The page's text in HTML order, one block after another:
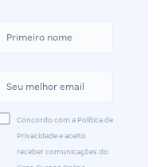
Concordo com a Política de
Privacidade e aceito
receber comunicações do